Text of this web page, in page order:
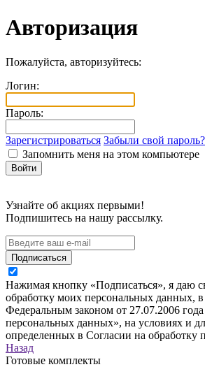
Авторизация
Пожалуйста, авторизуйтесь:
Логин:
Пароль:
Зарегистрироваться Забыли свой пароль?
Запомнить меня на этом компьютере
Узнайте об акциях первыми!
Подпишитесь на нашу рассылку.
Подписаться
Нажимая кнопку «Подписаться», я даю
обработку моих персональных данных, в
Федеральным законом от 27.07.2006
персональных данных», на условиях и
определенных в Согласии на обработку
Назад
Готовые комплекты